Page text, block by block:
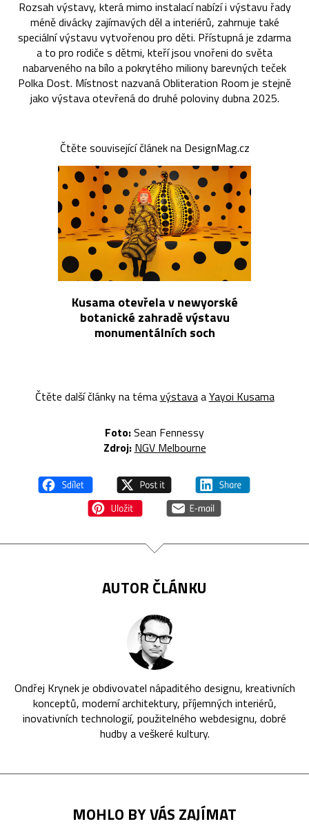
Rozsah výstavy, která mimo instalací nabízí i výstavu řady
méně divácky zajímavých děl a interiérů, zahrnuje také
speciální výstavu vytvořenou pro děti. Přístupná je zdarma
a to pro rodiče s dětmi, kteří jsou vnořeni do světa
nabarveného na bílo a pokrytého miliony barevných teček
Polka Dost. Místnost nazvaná Obliteration Room je stejně
jako výstava otevřená do druhé poloviny dubna 2025.
Čtěte související článek na DesignMag.cz
Kusama otevřela v newyorské
botanické zahradě výstavu
monumentálních soch
Čtěte další články na témavýstavaaYayoi Kusama
Foto:Sean Fennessy
Zdroj: NGV Melbourne
AUTOR ČLÁNKU
Ondřej Krynek je obdivovatel nápaditého designu, kreativních
konceptů, moderní architektury, příjemných interiérů,
inovativních technologií, použitelného webdesignu, dobré
hudby a veškeré kultury.
MOHLO BY VÁS ZAJÍMAT